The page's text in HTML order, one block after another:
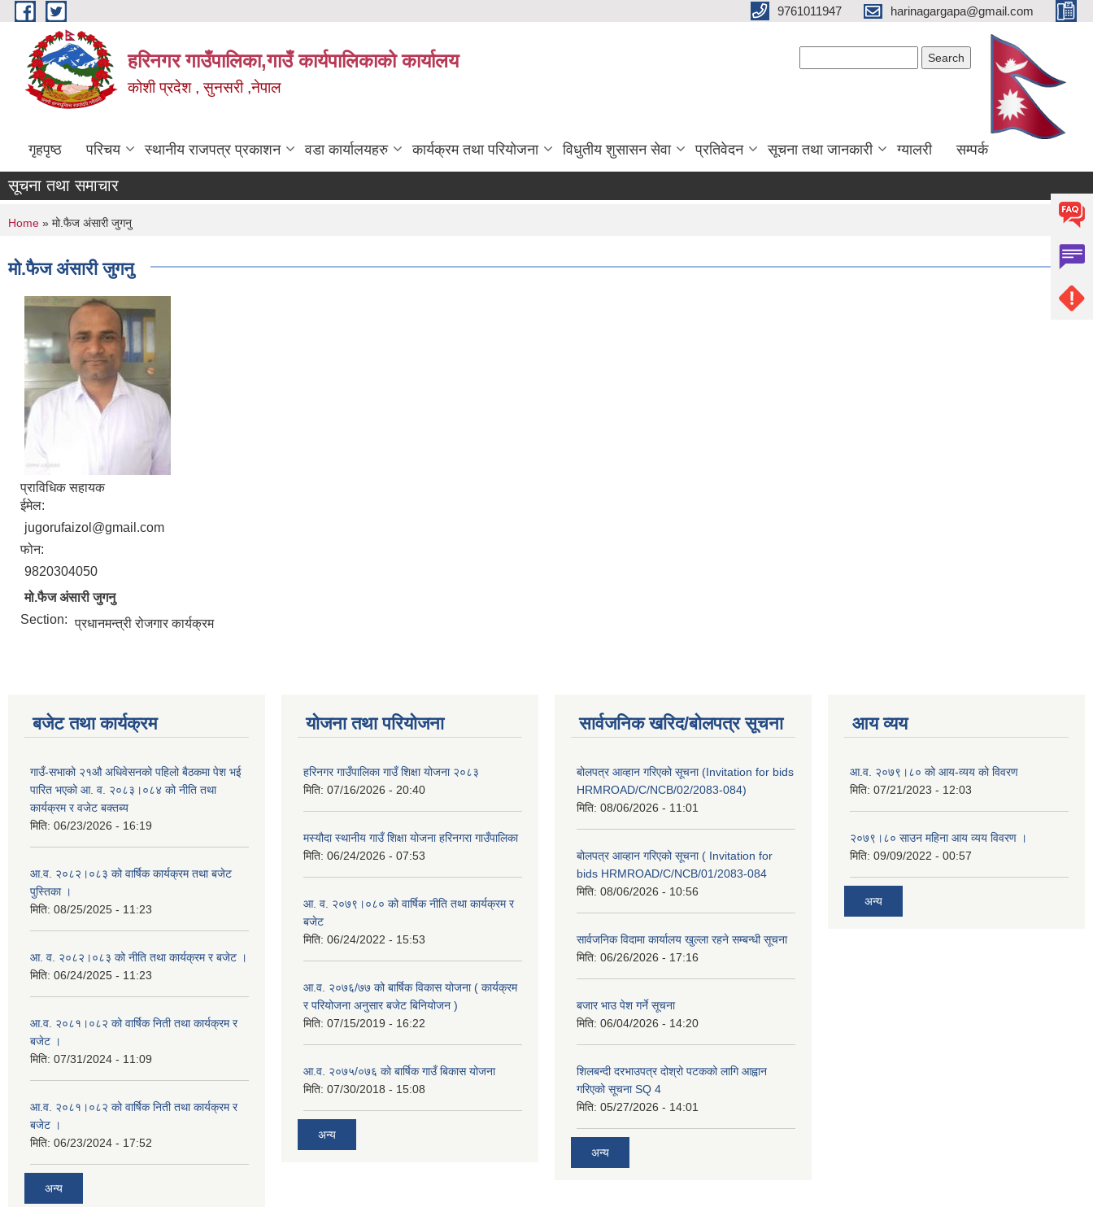
Skip to main content 9761011947 harinagargapa@gmail.com
हरिनगर गाउँपालिका,गाउँ कार्यपालिकाको कार्यालय
कोशी प्रदेश , सुनसरी ,नेपाल
गृहपृष्ठ परिचय स्थानीय राजपत्र प्रकाशन वडा कार्यालयहरु कार्यक्रम तथा परियोजना विधुतीय शुसासन सेवा प्रतिवेदन सूचना तथा जानकारी ग्यालरी सम्पर्क
सूचना तथा समाचार
सहभ_
You are here
Home » मो.फैज अंसारी जुगनु
मो.फैज अंसारी जुगनु
प्राविधिक सहायक
ईमेल:
jugorufaizol@gmail.com
फोन:
9820304050
मो.फैज अंसारी जुगनु
Section: प्रधानमन्त्री रोजगार कार्यक्रम
बजेट तथा कार्यक्रम
गाउँ-सभाको २१औ अधिवेसनको पहिलो बैठकमा पेश भई
पारित भएको आ. व. २०८३।०८४ को नीति तथा
कार्यक्रम र वजेट बक्तब्य
मिति: 06/23/2026 - 16:19
आ.व. २०८२।०८३ को वार्षिक कार्यक्रम तथा बजेट
पुस्तिका ।
मिति: 08/25/2025 - 11:23
आ. व. २०८२।०८३ को नीति तथा कार्यक्रम र बजेट ।
मिति: 06/24/2025 - 11:23
आ.व. २०८१।०८२ को वार्षिक निती तथा कार्यक्रम र
बजेट ।
मिति: 07/31/2024 - 11:09
आ.व. २०८१।०८२ को वार्षिक निती तथा कार्यक्रम र
बजेट ।
मिति: 06/23/2024 - 17:52
अन्य
योजना तथा परियोजना
हरिनगर गाउँपालिका गाउँ शिक्षा योजना २०८३
मिति: 07/16/2026 - 20:40
मस्यौदा स्थानीय गाउँ शिक्षा योजना हरिनगरा गाउँपालिका
मिति: 06/24/2026 - 07:53
आ. व. २०७९।०८० को वार्षिक नीति तथा कार्यक्रम र
बजेट
मिति: 06/24/2022 - 15:53
आ.व. २०७६/७७ को बार्षिक विकास योजना ( कार्यक्रम
र परियोजना अनुसार बजेट बिनियोजन )
मिति: 07/15/2019 - 16:22
आ.व. २०७५/०७६ काे बार्षिक गाउँ बिकास योजना
मिति: 07/30/2018 - 15:08
अन्य
सार्वजनिक खरिद/बोलपत्र सूचना
बोलपत्र आव्हान गरिएको सूचना (Invitation for bids
HRMROAD/C/NCB/02/2083-084)
मिति: 08/06/2026 - 11:01
बोलपत्र आव्हान गरिएको सूचना ( Invitation for
bids HRMROAD/C/NCB/01/2083-084
मिति: 08/06/2026 - 10:56
सार्वजनिक विदामा कार्यालय खुल्ला रहने सम्बन्धी सूचना
मिति: 06/26/2026 - 17:16
बजार भाउ पेश गर्ने सूचना
मिति: 06/04/2026 - 14:20
शिलबन्दी दरभाउपत्र दोश्रो पटकको लागि आह्वान
गरिएको सूचना SQ 4
मिति: 05/27/2026 - 14:01
अन्य
आय व्यय
आ.व. २०७९।८० को आय-व्यय को विवरण
मिति: 07/21/2023 - 12:03
२०७९।८० साउन महिना आय व्यय विवरण ।
मिति: 09/09/2022 - 00:57
अन्य